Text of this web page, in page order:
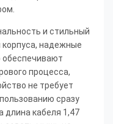
и стильный
надежные
обеспечивают
процесса,
не требует
сразу
длина кабеля 1,47